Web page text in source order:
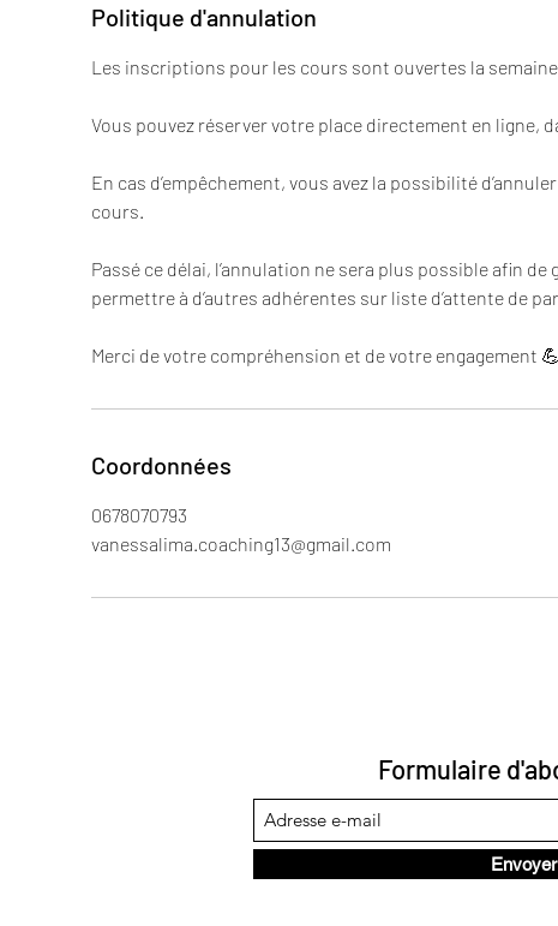
Politique d'annulation
Les inscriptions pour les cours sont ouvertes la
Vous pouvez réserver votre place directement en ligne,
En cas d’empêchement, vous avez la possibilité
cours.
Passé ce délai, l’annulation ne sera plus possible afin
permettre à d’autres adhérentes sur liste d’attente de
Merci de votre compréhension et de votre engagement 💪
Coordonnées
0678070793
vanessalima.coaching13@gmail.com
Formulaire
Envoyer